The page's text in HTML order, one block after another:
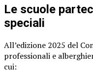
Le scuole
speciali
All’edizione 2025 del
professionali e
cui: